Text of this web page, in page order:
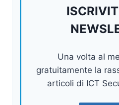
Una volta al
gratuitamente la
articoli di ICT